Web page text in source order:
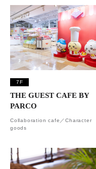
7F
THE GUEST CAFE BY
PARCO
Collaboration cafe／Character
goods